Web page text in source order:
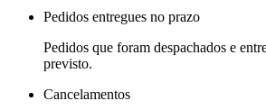
Pedidos entregues no prazo
Pedidos que foram despachados e
previsto.
Cancelamentos